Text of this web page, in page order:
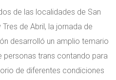
de las localidades de San
de Abril, la jornada de
desarrolló un amplio temario
personas trans contando para
de diferentes condiciones